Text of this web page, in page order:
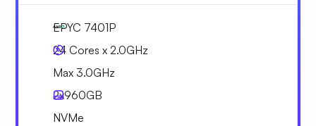
EPYC 7401P
24 Cores x 2.0GHz
Max 3.0GHz
2x960GB
NVMe